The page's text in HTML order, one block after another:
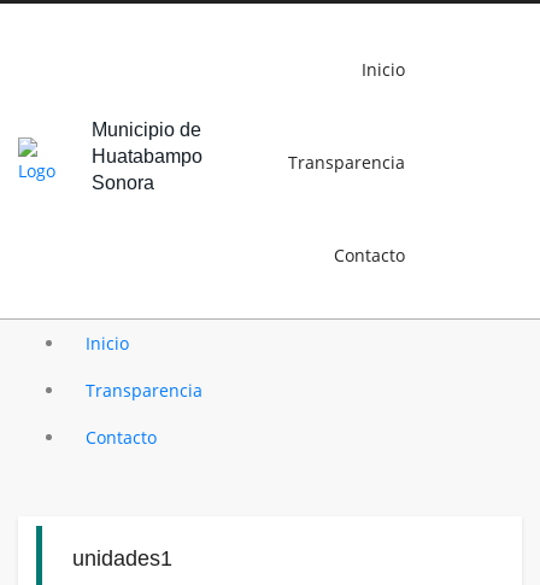
Municipio de
Huatabampo
Sonora
Inicio
Transparencia
Contacto
Inicio
Transparencia
Contacto
unidades1